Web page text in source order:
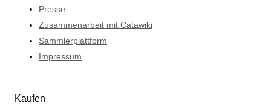
Presse
Zusammenarbeit mit Catawiki
Sammlerplattform
Impressum
Kaufen